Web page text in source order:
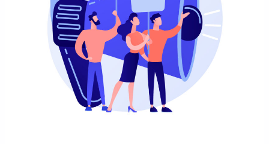
kampania